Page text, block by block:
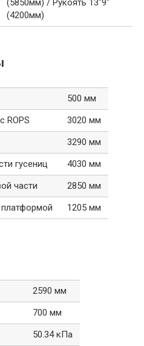
(5850мм) / Рукоять 13″9″
(4200мм)
500 мм
ROPS
3020 мм
3290 мм
гусениц
4030 мм
части
2850 мм
1205 мм
2590 мм
700 мм
50.34 кПа